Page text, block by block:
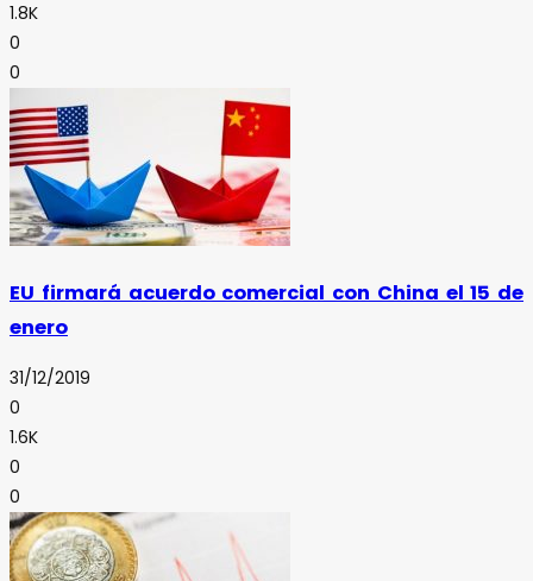
1.8K
0
0
EU firmará acuerdo comercial con China el 15 de
enero
31/12/2019
0
1.6K
0
0